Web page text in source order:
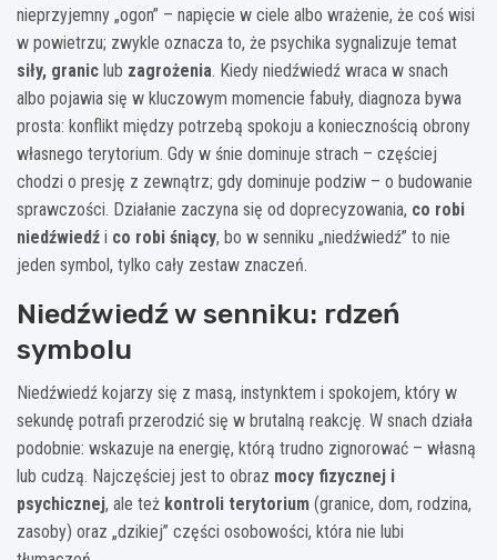
nieprzyjemny „ogon” – napięcie w ciele albo wrażenie, że coś wisi
w powietrzu; zwykle oznacza to, że psychika sygnalizuje temat
siły, granic lub zagrożenia. Kiedy niedźwiedź wraca w snach
albo pojawia się w kluczowym momencie fabuły, diagnoza bywa
prosta: konflikt między potrzebą spokoju a koniecznością obrony
własnego terytorium. Gdy w śnie dominuje strach – częściej
chodzi o presję z zewnątrz; gdy dominuje podziw – o budowanie
sprawczości. Działanie zaczyna się od doprecyzowania, co robi
niedźwiedź i co robi śniący, bo w senniku „niedźwiedź” to nie
jeden symbol, tylko cały zestaw znaczeń.
Niedźwiedź w senniku: rdzeń
symbolu
Niedźwiedź kojarzy się z masą, instynktem i spokojem, który w
sekundę potrafi przerodzić się w brutalną reakcję. W snach działa
podobnie: wskazuje na energię, którą trudno zignorować – własną
lub cudzą. Najczęściej jest to obraz mocy fizycznej i
psychicznej, ale też kontroli terytorium (granice, dom, rodzina,
zasoby) oraz „dzikiej” części osobowości, która nie lubi